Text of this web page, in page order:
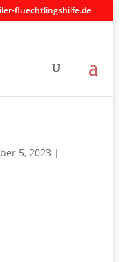
fluechtlingshilfe.de
5, 2023 |